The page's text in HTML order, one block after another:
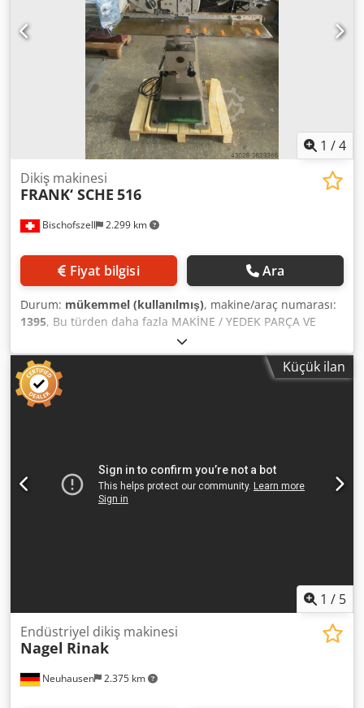
1 /4
Bischofszell 2.299 km
Dikiş makinesi
FRANK‘ SCHE 516
Fiyat bilgisi Ara
Durum: mükemmel (kullanılmış), makine/araç numarası:
1395, Bu türden daha fazla MAKİNE / YEDEK PARÇA VE
MAKİNE BİLEŞENLERİ depomuzda mevcuttur. İSTEK
ÜZERİNE Crodpfx Aedtcchemuof
Küçük ilan
1 / 5
Neuhausen 2.375 km
Endüstriyel dikiş makinesi
Nagel Rinak